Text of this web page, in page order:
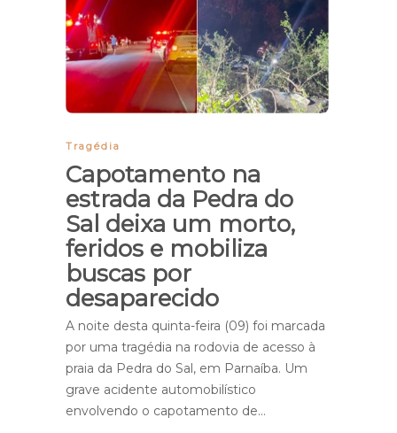
Tragédia
Capotamento na
estrada da Pedra do
Sal deixa um morto,
feridos e mobiliza
buscas por
desaparecido
A noite desta quinta-feira (09) foi marcada
por uma tragédia na rodovia de acesso à
praia da Pedra do Sal, em Parnaíba. Um
grave acidente automobilístico
envolvendo o capotamento de…